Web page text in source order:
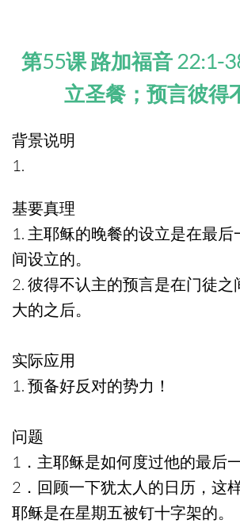
第55课 路加福音 22:1-
立圣餐；预言彼得
背景说明
1.
基要真理
1. 主耶稣的晚餐的设立是在最后
间设立的。
2. 彼得不认主的预言是在门徒之
大的之后。
实际应用
1. 预备好反对的势力！
问题
1．主耶稣是如何度过他的最后
2．回顾一下犹太人的日历，这
耶稣是在星期五被钉十字架的。